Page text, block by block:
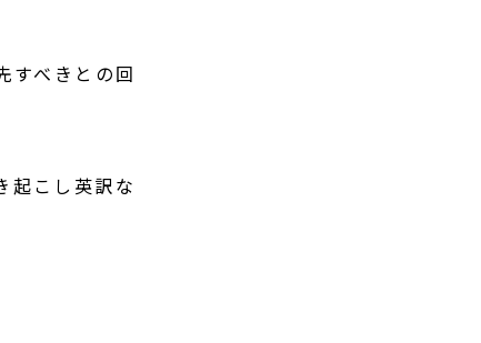
すべきとの回
起こし英訳な